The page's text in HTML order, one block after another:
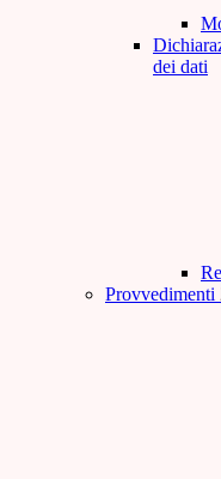
dei dati
Provvedimenti